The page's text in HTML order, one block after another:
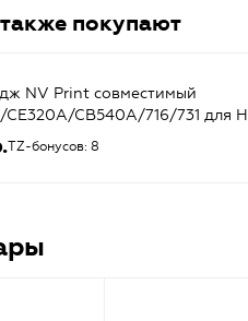
покупают
NV Print совместимый
CE320A/CB540A/716/731 для
M251/M276/CP1525/CM1415
{43673}
TZ-бонусов: 8